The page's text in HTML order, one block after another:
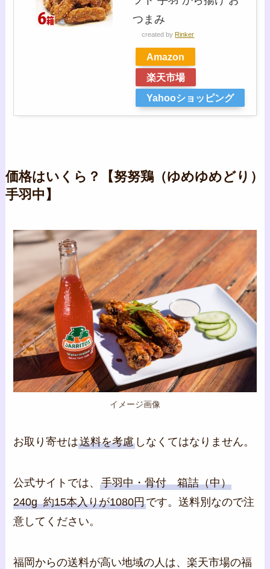
つまみ
created byRinker
Amazon
楽天市場
Yahooショッピング
価格はいくら？【努努鶏（ゆめゆめどり）
手羽中】
イメージ画像
お取り寄せは送料を考慮 しなくてはなりません。
公式サイトでは、手羽中・骨付 箱詰（中）
240g 約15本入りが1080円です。送料別なので注
意してください。
福岡からの送料が高い地域の人は、楽天市場の福